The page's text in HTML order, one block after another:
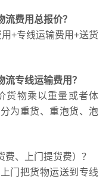
费用总报价？
+专线运输费用+送货
专线运输费用？
货物乘以重量或者体
为重货、重泡货、泡
、上门提货费）？
门把货物运送到专线